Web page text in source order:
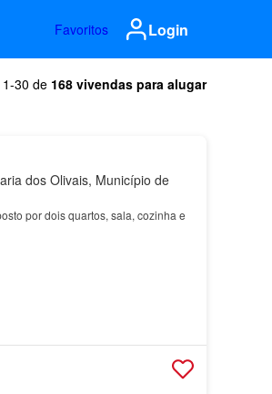
Favoritos Login
1-30 de 168 vivendas para alugar
dos Olivais, Município de
por dois quartos, sala, cozinha e